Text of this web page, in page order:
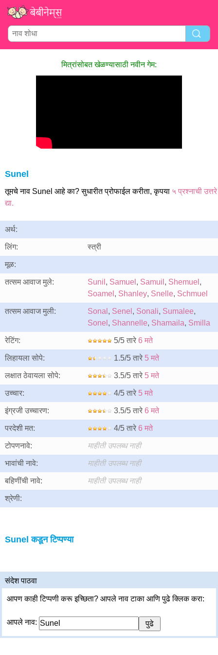
मित्रांसोबत खेळण्यासाठी नवीन गेम:
Sunel
तूमचे नाव Sunel आहे का? सुधारीत प्रोफाईल करीता, कृपया ५ प्रश्नाची उत्तरे
द्या.
अर्थ:
लिंग: स्त्री
मूळ:
तत्सम आवाज मुले: Sunil , Samuel , Samuil , Shemuel ,
Soamel , Shanley, Snelle, Schmuel
तत्सम आवाज मुली: Sonal , Senel , Sonali, Sumalee,
Sonel , Shannelle, Shamaila, Smilla
रेटिंग: 5/5 तारे 6 मते
लिहायला सोपे: 1.5/5 तारे 5 मते
लक्षात ठेवायला सोपे: 3.5/5 तारे 5 मते
उच्चार: 4/5 तारे 5 मते
इंग्रजी उच्चारण: 3.5/5 तारे 6 मते
परदेशी मत: 4/5 तारे 6 मते
टोपणनावे: माहीती उपलब्ध नाही
भावांची नावे: माहीती उपलब्ध नाही
बहिणींची नावे: माहीती उपलब्ध नाही
श्रेणी:
Sunel कडून टिप्पण्या
संदेश पाठवा
आपण काही टिप्पणी करू इच्छिता? आपले नाव टाका आणि पुढे क्लिक करा:
आपले नाव: